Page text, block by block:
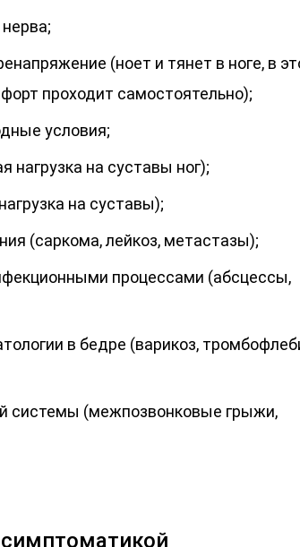
(ноет и тянет в ноге, в
проходит самостоятельно);
условия;
нагрузка на суставы ног);
на суставы);
(саркома, лейкоз, метастазы);
процессами (абсцессы,
в бедре (варикоз,
системы (межпозвонковые грыжи,